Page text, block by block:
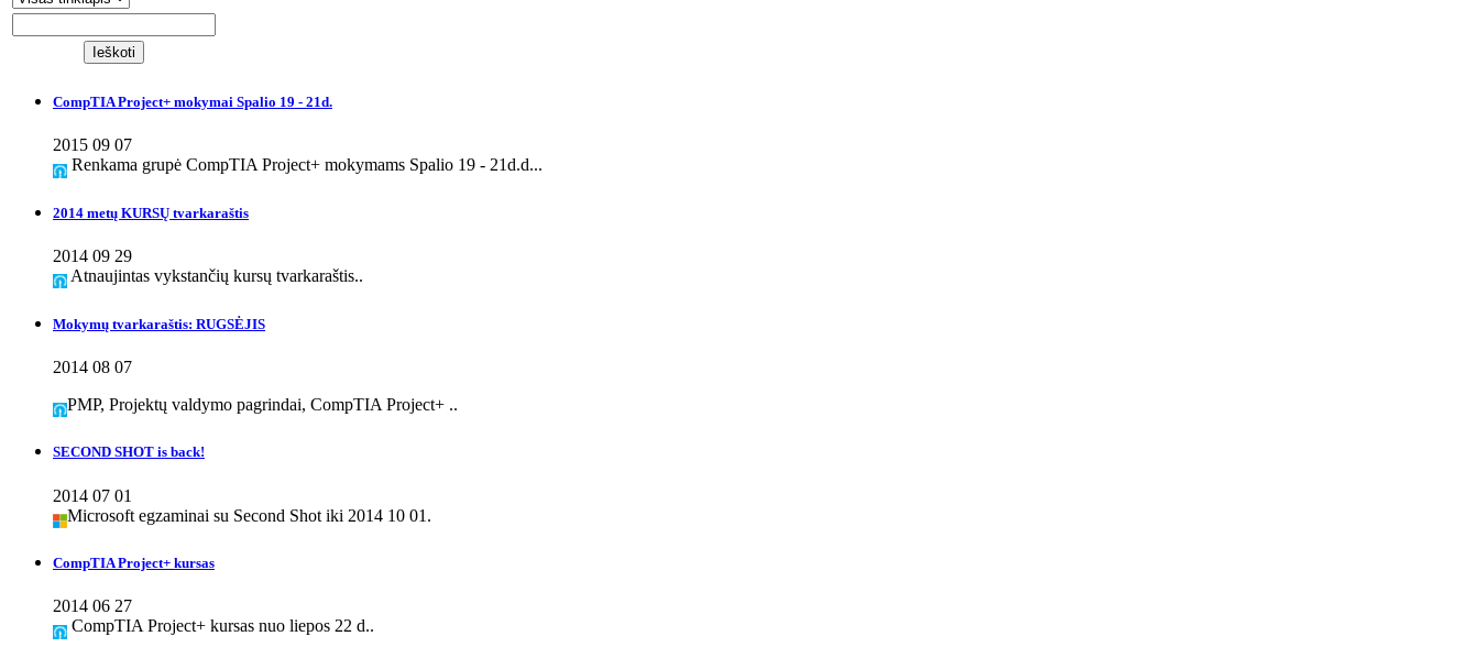
CompTIA Project+ mokymai Spalio 19 - 21d.
2015 09 07
Renkama grupė CompTIA Project+ mokymams Spalio 19 - 21d.d...
2014 metų KURSŲ tvarkaraštis
2014 09 29
Atnaujintas vykstančių kursų tvarkaraštis..
Mokymų tvarkaraštis: RUGSĖJIS
2014 08 07
PMP, Projektų valdymo pagrindai, CompTIA Project+ ..
SECOND SHOT is back!
2014 07 01
Microsoft egzaminai su Second Shot iki 2014 10 01.
CompTIA Project+ kursas
2014 06 27
CompTIA Project+ kursas nuo liepos 22 d..